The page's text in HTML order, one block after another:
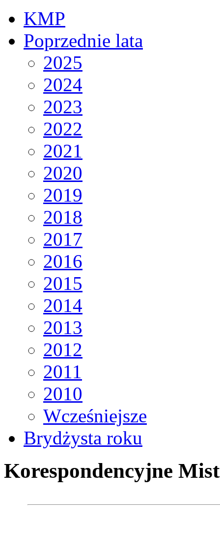
KMP
Poprzednie lata
2025
2024
2023
2022
2021
2020
2019
2018
2017
2016
2015
2014
2013
2012
2011
2010
Wcześniejsze
Brydżysta roku
Korespondencyjne